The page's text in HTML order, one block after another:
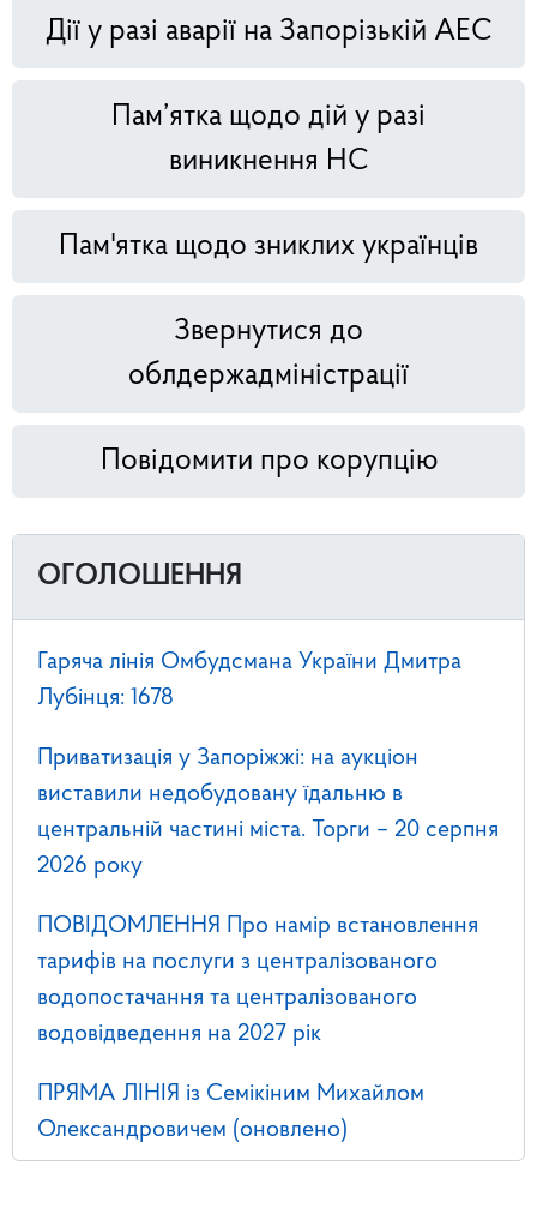
Дії у разі аварії на Запорізькій АЕС
Пам’ятка щодо дій у разі
виникнення НС
Пам'ятка щодо зниклих українців
Звернутися до
облдержадміністрації
Повідомити про корупцію
ОГОЛОШЕННЯ
Гаряча лінія Омбудсмана України Дмитра
Лубінця: 1678
Приватизація у Запоріжжі: на аукціон
виставили недобудовану їдальню в
центральній частині міста. Торги – 20 серпня
2026 року
ПОВІДОМЛЕННЯ Про намір встановлення
тарифів на послуги з централізованого
водопостачання та централізованого
водовідведення на 2027 рік
ПРЯМА ЛІНІЯ із Семікіним Михайлом
Олександровичем (оновлено)